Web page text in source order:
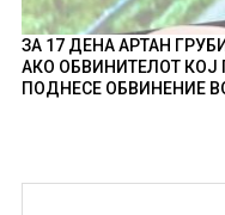
ЗА 17 ДЕНА АРТАН
АКО ОБВИНИТЕЛОТ
ПОДНЕСЕ ОБВИНЕНИЕ